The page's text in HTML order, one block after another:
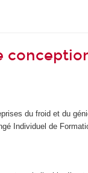
du froid et du
Individuel de